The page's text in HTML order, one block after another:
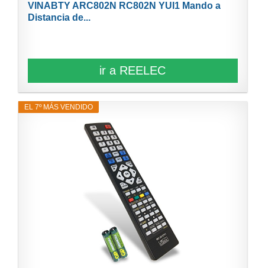
VINABTY ARC802N RC802N YUI1 Mando a
Distancia de...
ir a REELEC
EL 7º MÁS VENDIDO